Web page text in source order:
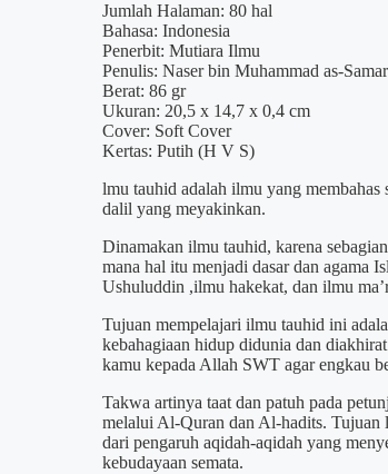
Jumlah Halaman: 80 hal
Bahasa: Indonesia
Penerbit: Mutiara Ilmu
Penulis: Naser bin Muhammad as-
Berat: 86 gr
Ukuran: 20,5 x 14,7 x 0,4 cm
Cover: Soft Cover
Kertas: Putih (H V S)
lmu tauhid adalah ilmu yang membahas
dalil yang meyakinkan.
Dinamakan ilmu tauhid, karena
mana hal itu menjadi dasar dan agama
Ushuluddin ,ilmu hakekat, dan ilmu
Tujuan mempelajari ilmu tauhid ini
kebahagiaan hidup didunia dan
kamu kepada Allah SWT agar engkau
Takwa artinya taat dan patuh pada
melalui Al-Quran dan Al-hadits. Tujuan
dari pengaruh aqidah-aqidah yang
kebudayaan semata.